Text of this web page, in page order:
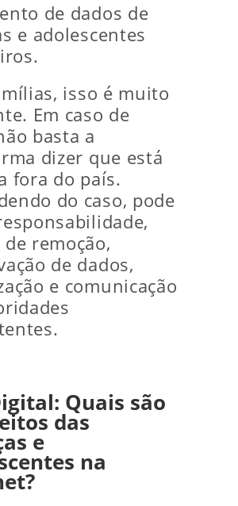
de dados de
e adolescentes
isso é muito
Em caso de
basta a
dizer que está
fora do país.
do caso, pode
remoção,
de dados,
e comunicação
Quais são
das
e
na